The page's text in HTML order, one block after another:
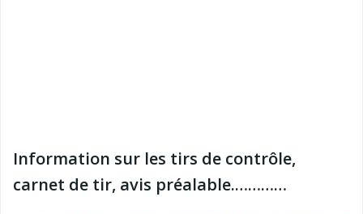
Information sur les tirs de contrôle,
carnet de tir, avis préalable.…………